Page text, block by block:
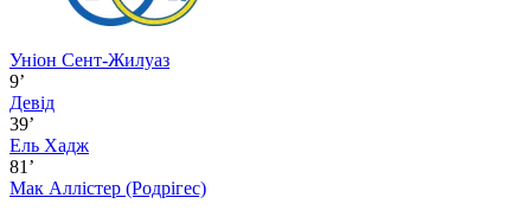
Уніон Сент-Жилуаз
9’
Девід
39’
Ель Хадж
81’
Мак Аллістер (Родрігес)